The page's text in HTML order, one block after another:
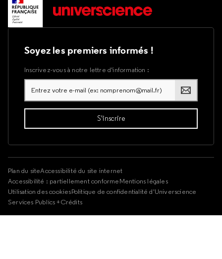
Soyez les premiers informés !
Inscrivez-vous à notre lettre d’information :
Plan du siteAccessibilité du site internet
Accessibilité : partiellement conformeMentions légales
Utilisation des cookiesPolitique de confidentialité d'Universcience
Services Publics +Crédits